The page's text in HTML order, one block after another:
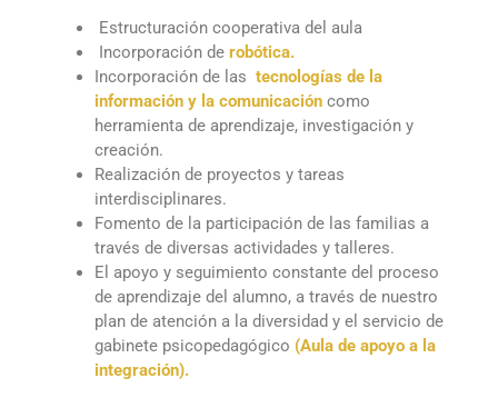
Estructuración cooperativa del aula
Incorporación de robótica.
Incorporación de las tecnologías de la
información y la comunicación como
herramienta de aprendizaje, investigación y
creación.
Realización de proyectos y tareas
interdisciplinares.
Fomento de la participación de las familias a
través de diversas actividades y talleres.
El apoyo y seguimiento constante del proceso
de aprendizaje del alumno, a través de nuestro
plan de atención a la diversidad y el servicio de
gabinete psicopedagógico (Aula de apoyo a la
integración).